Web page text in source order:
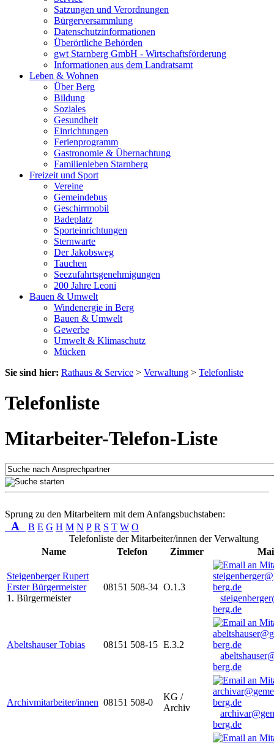
Satzungen und Verordnungen
Bürgerversammlung
Datenschutzinformationen
Überörtliche Behörden
gwt Starnberg GmbH - Wirtschaftsförderung
Informationen aus dem Landratsamt
Leben & Wohnen
Über Berg
Bildung
Soziales
Gesundheit
Einrichtungen
Ferienprogramm
Gastronomie & Übernachtung
Familienleben Starnberg
Freizeit und Sport
Vereine
Gemeindebus
Geschirrmobil
Badeplatz
Sporteinrichtungen
Sternwarte
Der Jakobsweg
Tauchen
Seezufahrtsgenehmigungen
200 Jahre Leoni
Bauen & Umwelt
Windenergie in Berg
Bauen & Umwelt
Gewerbe
Umwelt & Klimaschutz
Mücken
Sie sind hier: Rathaus & Service > Verwaltung > Telefonliste
Telefonliste
Mitarbeiter-Telefon-Liste
Sprung zu den Mitarbeitern mit dem Anfangsbuchstaben:
A B E G H M N P R S T W O
Telefonliste der Mitarbeiter/innen der Verwaltung
Name
Telefon Zimmer
Steigenberger Rupert
Erster Bürgermeister
1. Bürgermeister
08151 508-34 O.1.3
berg.de
Abeltshauser Tobias 08151 508-15 E.3.2
berg.de
Archivmitarbeiter/innen 08151 508-0
KG /
Archiv
berg.de